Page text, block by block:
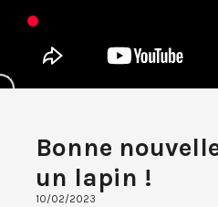
Bonne
un lapin !
10/02/2023